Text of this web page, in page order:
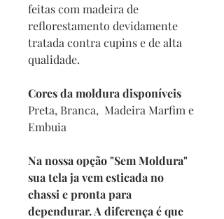
feitas com madeira de
reflorestamento devidamente
tratada contra cupins e de alta
qualidade.
Cores da moldura disponíveis
Preta, Branca, Madeira Marfim e
Embuia
Na nossa opção "Sem Moldura"
sua tela ja vem esticada no
chassi e pronta para
dependurar. A diferença é que